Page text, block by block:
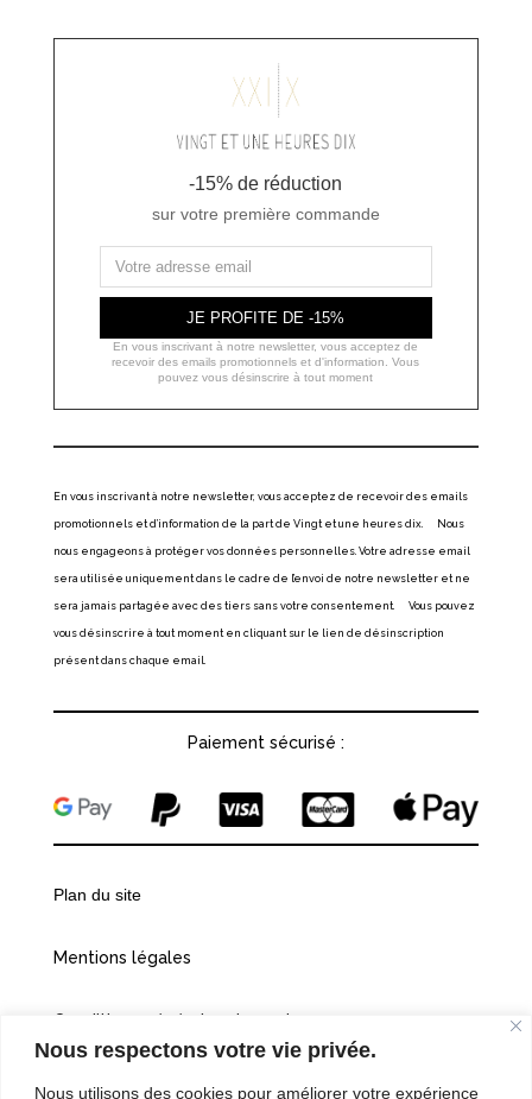
Nous respectons votre vie privée.
Nous utilisons des cookies pour améliorer votre expérience
-15% de réduction
sur votre première commande
JE PROFITE DE -15%
En vous inscrivant à notre newsletter, vous acceptez de
recevoir des emails promotionnels et d'information. Vous
pouvez vous désinscrire à tout moment
En vous inscrivant à notre newsletter, vous acceptez de recevoir des emails
promotionnels et d’information de la part de Vingt et une heures dix. Nous
nous engageons à protéger vos données personnelles. Votre adresse email
sera utilisée uniquement dans le cadre de l’envoi de notre newsletter et ne
sera jamais partagée avec des tiers sans votre consentement. Vous pouvez
vous désinscrire à tout moment en cliquant sur le lien de désinscription
présent dans chaque email.
Paiement sécurisé :
Plan du site
Mentions légales
Conditions générales de vente
Politiques de confidentialité